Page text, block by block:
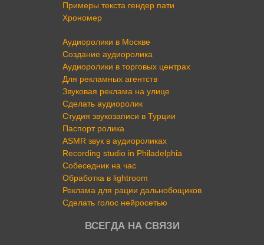
Примеры текста гендер пати
Хрономер
Аудиоролики в Москве
Создание аудиоролика
Аудиоролики в торговых центрах
Для рекламных агентств
Звуковая реклама на улице
Сделать аудиоролик
Студия звукозаписи в Турции
Паспорт ролика
ASMR звук в аудиороликах
Recording studio in Philadelphia
Собеседник на час
Обработка в lightroom
Реклама для рации дальнобощиков
Сделать голос нейросетью
ВСЕГДА НА СВЯЗИ